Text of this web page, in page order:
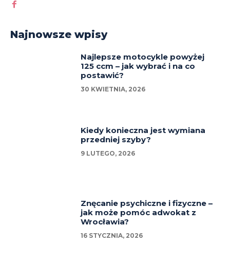
Najnowsze wpisy
Najlepsze motocykle powyżej
125 ccm – jak wybrać i na co
postawić?
30 KWIETNIA, 2026
Kiedy konieczna jest wymiana
przedniej szyby?
9 LUTEGO, 2026
Znęcanie psychiczne i fizyczne –
jak może pomóc adwokat z
Wrocławia?
16 STYCZNIA, 2026